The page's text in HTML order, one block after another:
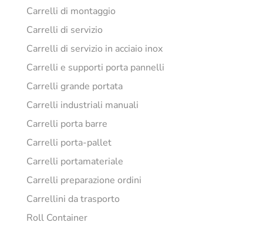
Carrelli di montaggio
Carrelli di servizio
Carrelli di servizio in acciaio inox
Carrelli e supporti porta pannelli
Carrelli grande portata
Carrelli industriali manuali
Carrelli porta barre
Carrelli porta-pallet
Carrelli portamateriale
Carrelli preparazione ordini
Carrellini da trasporto
Roll Container